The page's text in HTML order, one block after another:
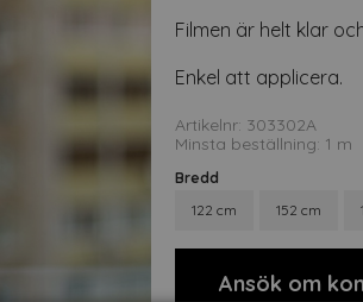
Filmen är helt klar
Enkel att applicera.
Artikelnr: 303302A
Minsta beställning: 1 m
Bredd
122 cm
152 cm
Ansök om